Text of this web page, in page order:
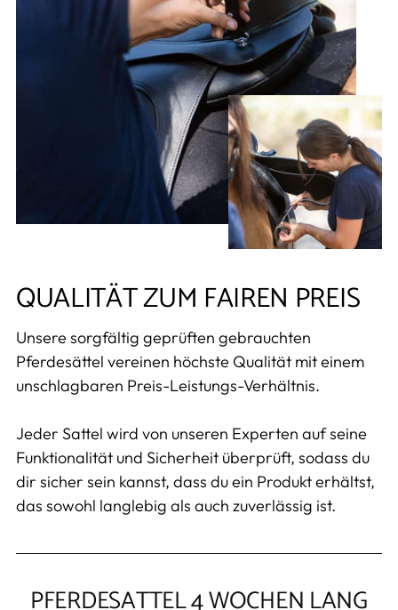
QUALITÄT ZUM FAIREN PREIS
Unsere sorgfältig geprüften gebrauchten
Pferdesättel vereinen höchste Qualität mit einem
unschlagbaren Preis-Leistungs-Verhältnis.
Jeder Sattel wird von unseren Experten auf seine
Funktionalität und Sicherheit überprüft, sodass du
dir sicher sein kannst, dass du ein Produkt erhältst,
das sowohl langlebig als auch zuverlässig ist.
PFERDESATTEL 4 WOCHEN LANG